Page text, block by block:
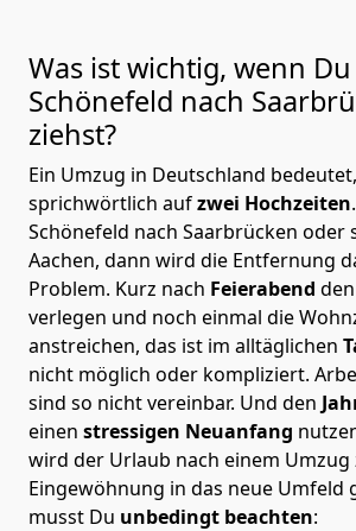
Was ist wichtig, wenn
Schönefeld nach
ziehst?
Ein Umzug in Deutschland
sprichwörtlich aufzwei Hochzeiten
Schönefeld nach Saarbrücken oder
Aachen, dann wird die Entfernung
Problem. Kurz nach Feierabend
verlegen und noch einmal die
anstreichen, das ist im alltäglichen
nicht möglich oder kompliziert.
sind so nicht vereinbar. Und den
einen stressigen Neuanfang
wird der Urlaub nach einem Umzug
Eingewöhnung in das neue Umfeld
musst Du unbedingt beachten: